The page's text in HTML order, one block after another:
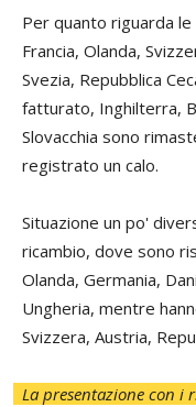
Per quanto riguarda
Francia, Olanda,
Svezia, Repubblica
fatturato, Inghilterra,
Slovacchia sono
registrato un calo.
Situazione un po'
ricambio, dove sono
Olanda, Germania,
Ungheria, mentre
Svizzera, Austria,
La presentazione con i